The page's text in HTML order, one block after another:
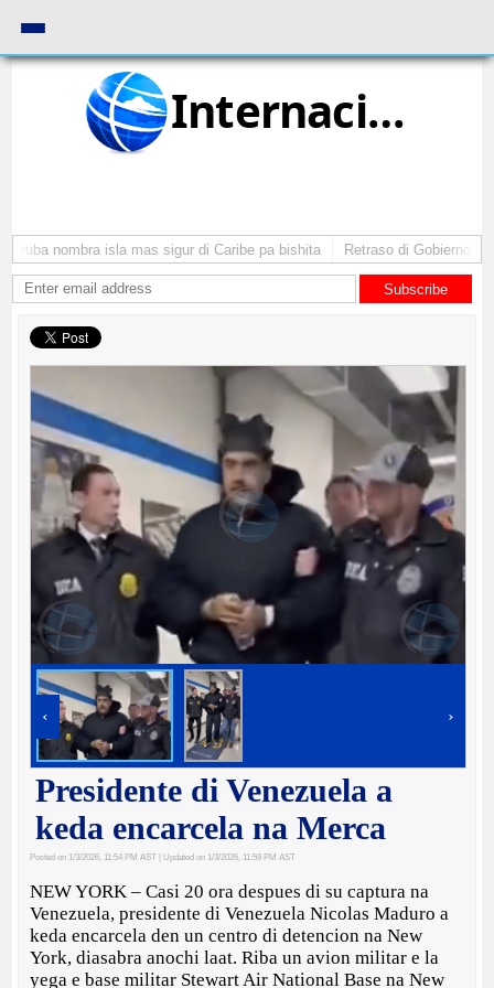
Internacional
nombra isla mas sigur di Caribe pa bishita Retraso di Gobierno ta
Subscribe
‹ ›
Presidente di Venezuela a
keda encarcela na Merca
Posted on 1/3/2026, 11:54 PM AST | Updated on 1/3/2026, 11:59 PM AST
NEW YORK – Casi 20 ora despues di su captura na
Venezuela, presidente di Venezuela Nicolas Maduro a
keda encarcela den un centro di detencion na New
York, diasabra anochi laat. Riba un avion militar e la
yega e base militar Stewart Air National Base na New